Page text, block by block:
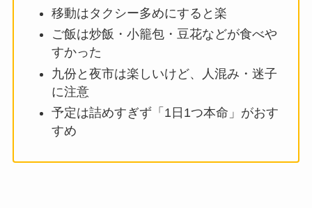
移動はタクシー多めにすると楽
ご飯は炒飯・小籠包・豆花などが食べや
すかった
九份と夜市は楽しいけど、人混み・迷子
に注意
予定は詰めすぎず「1日1つ本命」がおす
すめ